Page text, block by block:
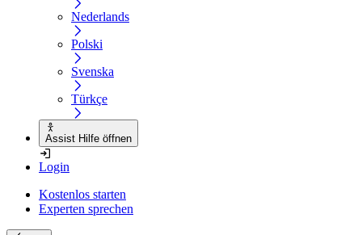
Nederlands
Polski
Svenska
Türkçe
Assist Hilfe öffnen
Login
Kostenlos starten
Experten sprechen